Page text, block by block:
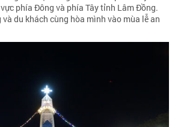
phía Đông và phía Tây tỉnh Lâm Đồng.
du khách cùng hòa mình vào mùa lễ an